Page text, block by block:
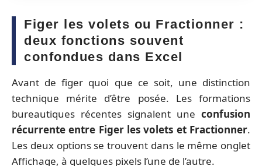
Figer les volets ou Fractionner :
deux fonctions souvent
confondues dans Excel
Avant de figer quoi que ce soit, une distinction
technique mérite d’être posée. Les formations
bureautiques récentes signalent une confusion
récurrente entre Figer les volets et Fractionner.
Les deux options se trouvent dans le même onglet
Affichage, à quelques pixels l’une de l’autre.